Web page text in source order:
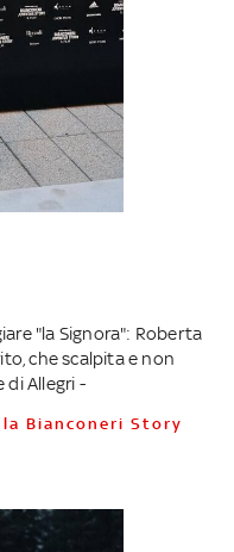
"la Signora": Roberta
che scalpita e non
di Allegri -
la Bianconeri Story